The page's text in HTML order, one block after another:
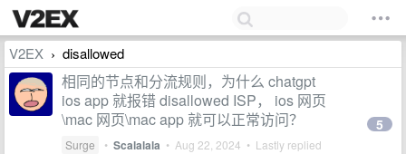
V2EX › disallowed
相同的节点和分流规则，为什么 chatgpt
ios app 就报错 disallowed ISP， ios 网页
\mac 网页\mac app 就可以正常访问？
Surge • Scalalala • Aug 22, 2024 • Lastly replied
5